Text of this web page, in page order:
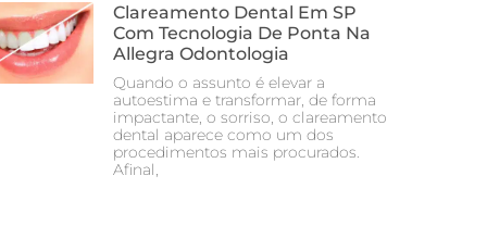
Clareamento Dental Em SP
Com Tecnologia De Ponta Na
Allegra Odontologia
Quando o assunto é elevar a
autoestima e transformar, de forma
impactante, o sorriso, o clareamento
dental aparece como um dos
procedimentos mais procurados.
Afinal,